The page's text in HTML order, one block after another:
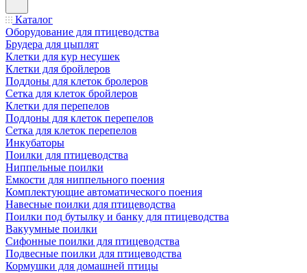
Каталог
Оборудование для птицеводства
Брудера для цыплят
Клетки для кур несушек
Клетки для бройлеров
Поддоны для клеток бролеров
Сетка для клеток бройлеров
Клетки для перепелов
Поддоны для клеток перепелов
Сетка для клеток перепелов
Инкубаторы
Поилки для птицеводства
Ниппельные поилки
Емкости для ниппельного поения
Комплектующие автоматического поения
Навесные поилки для птицеводства
Поилки под бутылку и банку для птицеводства
Вакуумные поилки
Сифонные поилки для птицеводства
Подвесные поилки для птицеводства
Кормушки для домашней птицы